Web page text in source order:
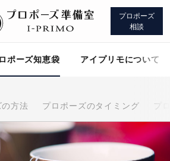
プロポーズ
相談
ポーズ知恵袋 アイプリモについて
方法 プロポーズのタイミング プ
ト 先輩の体験談